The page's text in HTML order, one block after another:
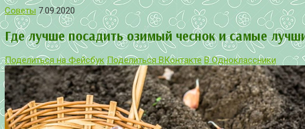
Советы 7.09.2020
Где лучше посадить озимый чеснок и самые
Поделиться на Фейсбук Поделиться ВКонтакте В Одноклассники